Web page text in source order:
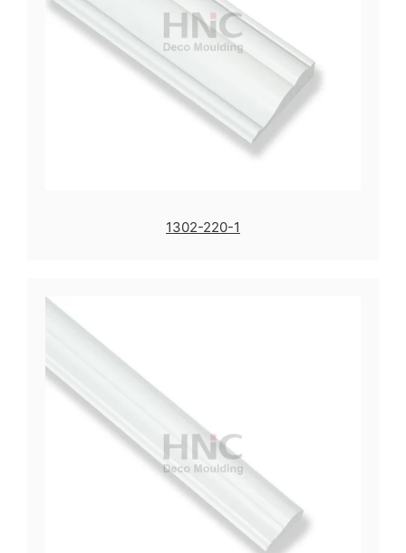
1302-220-1